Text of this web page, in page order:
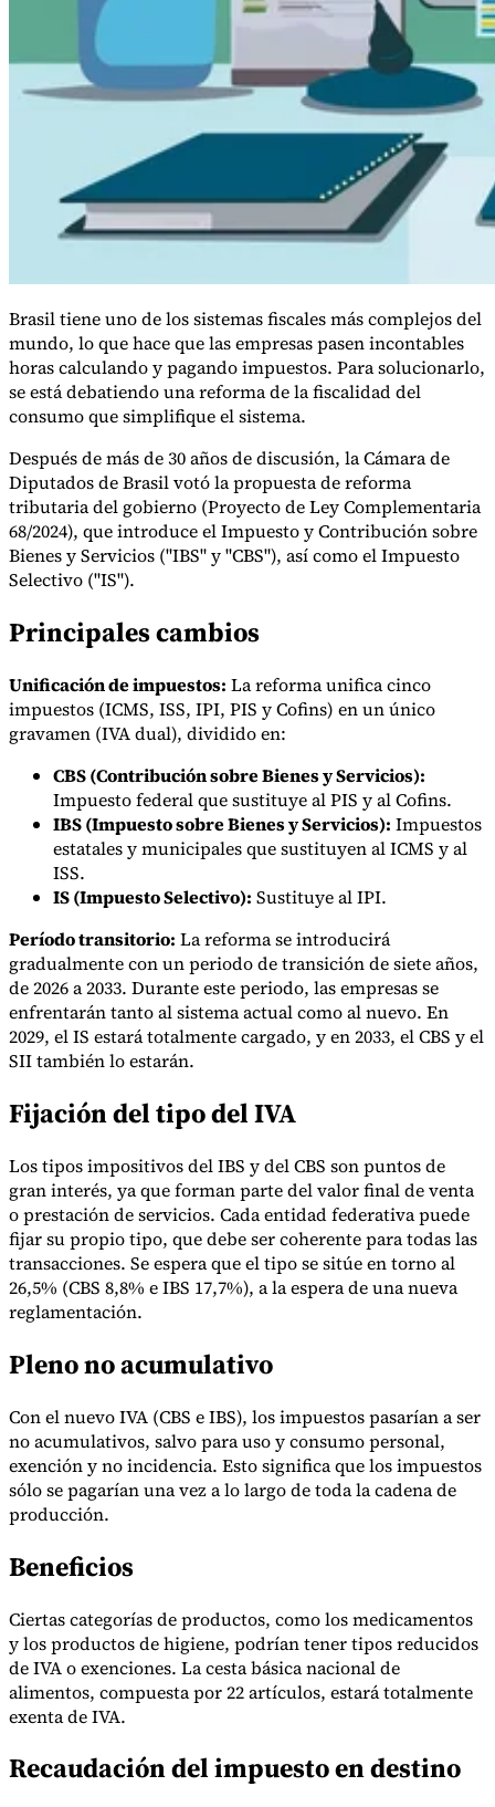
África
Impuestos indirectos 101
Serie Experto Fiscal
Impuestos indirectos en el comercio electrónicoVAT en la región del
Cómo crear un marco de control de los impuestos
indirectosImpuestos sobre el carbono y tasas medioambientales
Herramientas
Calculadora de VATCalculadora de GSTCalculadora del impuesto
sobre las ventasVerificador de número de VATRastreador de
mandatos de facturación electrónica
Expertos
Nuestros autoresConviértase en colaboradorElija un experto
Brasil tiene uno de los sistemas fiscales más complejos del
mundo, lo que hace que las empresas pasen incontables
horas calculando y pagando impuestos. Para solucionarlo,
se está debatiendo una reforma de la fiscalidad del
consumo que simplifique el sistema.
Después de más de 30 años de discusión, la Cámara de
Diputados de Brasil votó la propuesta de reforma
tributaria del gobierno (Proyecto de Ley Complementaria
68/2024), que introduce el Impuesto y Contribución sobre
Bienes y Servicios ("IBS" y "CBS"), así como el Impuesto
Selectivo ("IS").
Principales cambios
Unificación de impuestos: La reforma unifica cinco
impuestos (ICMS, ISS, IPI, PIS y Cofins) en un único
gravamen (IVA dual), dividido en:
CBS (Contribución sobre Bienes y Servicios):
Impuesto federal que sustituye al PIS y al Cofins.
IBS (Impuesto sobre Bienes y Servicios): Impuestos
estatales y municipales que sustituyen al ICMS y al
ISS.
IS (Impuesto Selectivo): Sustituye al IPI.
Período transitorio: La reforma se introducirá
gradualmente con un periodo de transición de siete años,
de 2026 a 2033. Durante este periodo, las empresas se
enfrentarán tanto al sistema actual como al nuevo. En
2029, el IS estará totalmente cargado, y en 2033, el CBS y el
SII también lo estarán.
Fijación del tipo del IVA
Los tipos impositivos del IBS y del CBS son puntos de
gran interés, ya que forman parte del valor final de venta
o prestación de servicios. Cada entidad federativa puede
fijar su propio tipo, que debe ser coherente para todas las
transacciones. Se espera que el tipo se sitúe en torno al
26,5% (CBS 8,8% e IBS 17,7%), a la espera de una nueva
reglamentación.
Pleno no acumulativo
Con el nuevo IVA (CBS e IBS), los impuestos pasarían a ser
no acumulativos, salvo para uso y consumo personal,
exención y no incidencia. Esto significa que los impuestos
sólo se pagarían una vez a lo largo de toda la cadena de
producción.
Beneficios
Ciertas categorías de productos, como los medicamentos
y los productos de higiene, podrían tener tipos reducidos
de IVA o exenciones. La cesta básica nacional de
alimentos, compuesta por 22 artículos, estará totalmente
exenta de IVA.
Recaudación del impuesto en destino